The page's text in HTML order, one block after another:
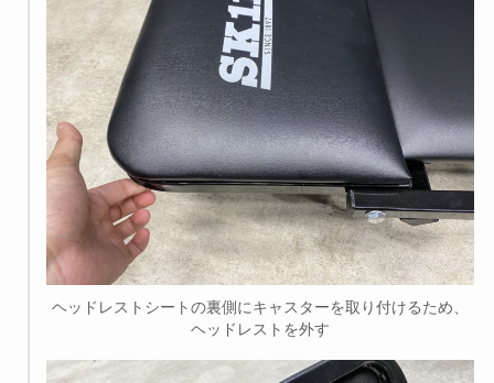
ヘッドレストシートの裏側にキャスターを取り付けるため、
ヘッドレストを外す